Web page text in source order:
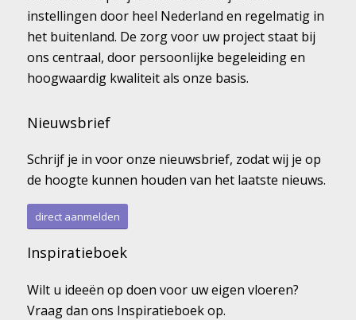
instellingen door heel Nederland en regelmatig in
het buitenland. De zorg voor uw project staat bij
ons centraal, door persoonlijke begeleiding en
hoogwaardig kwaliteit als onze basis.
Nieuwsbrief
Schrijf je in voor onze nieuwsbrief, zodat wij je op
de hoogte kunnen houden van het laatste nieuws.
direct aanmelden
Inspiratieboek
Wilt u ideeën op doen voor uw eigen vloeren?
Vraag dan ons Inspiratieboek op.